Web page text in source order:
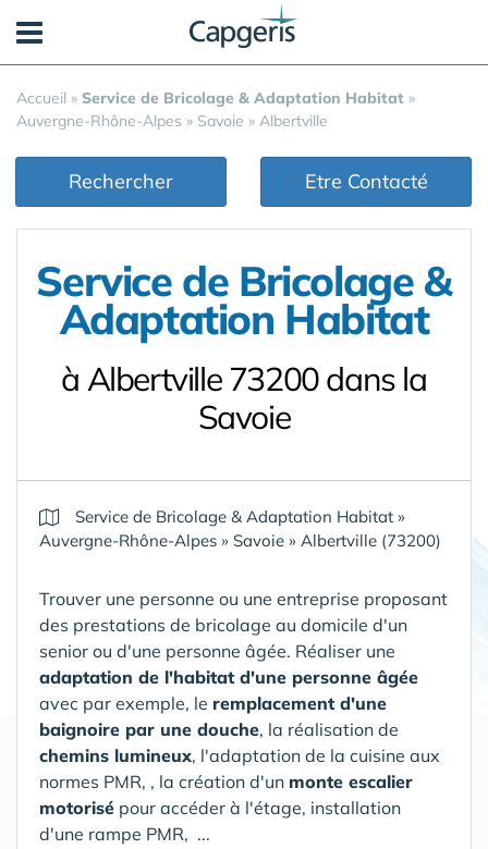
Accueil » Service de Bricolage & Adaptation Habitat »
Auvergne-Rhône-Alpes » Savoie » Albertville
Rechercher Etre Contacté
Service de Bricolage &
Adaptation Habitat
à Albertville 73200 dans la
Savoie
Service de Bricolage & Adaptation Habitat »
Auvergne-Rhône-Alpes » Savoie » Albertville (73200)
Trouver une personne ou une entreprise proposant
des prestations de bricolage au domicile d'un
senior ou d'une personne âgée. Réaliser une
adaptation de l'habitat d'une personne âgée
avec par exemple, le remplacement d'une
baignoire par une douche, la réalisation de
chemins lumineux, l'adaptation de la cuisine aux
normes PMR, , la création d'un monte escalier
motorisé pour accéder à l'étage, installation
d'une rampe PMR, ...